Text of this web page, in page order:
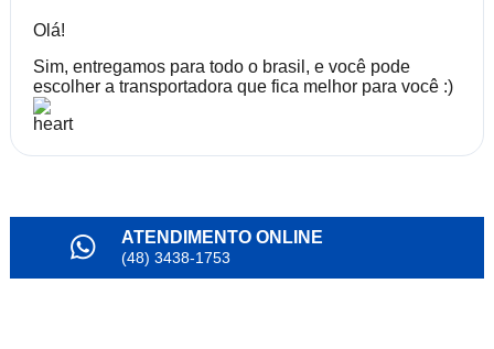
Olá!
Sim, entregamos para todo o brasil, e você pode
escolher a transportadora que fica melhor para você :)
ATENDIMENTO ONLINE
(48) 3438-1753